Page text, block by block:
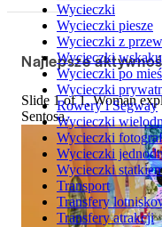
Wycieczki
Wycieczki piesze
Wycieczki z
Wycieczki
Wycieczki po
Wycieczki
Rowery i Segway
Wycieczki
Wycieczki
Wycieczki
Wycieczki
Transport
Transfery
Transfery atrakcji
Najlepsze
Slide 1 of 1, Woman
Sentosa.